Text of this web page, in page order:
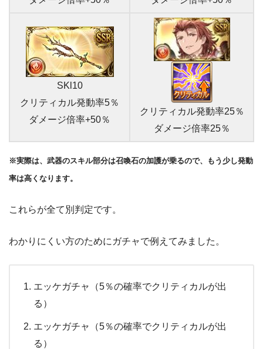
SKl10
クリティカル発動率5％
ダメージ倍率+50％
クリティカル発動率25％
ダメージ倍率25％
※実際は、武器のスキル部分は召喚石の加護が乗るので、もう少し発動
率は高くなります。
これらが全て別判定です。
わかりにくい方のためにガチャで例えてみました。
エッケガチャ（5％の確率でクリティカルが出
る）
エッケガチャ（5％の確率でクリティカルが出
る）